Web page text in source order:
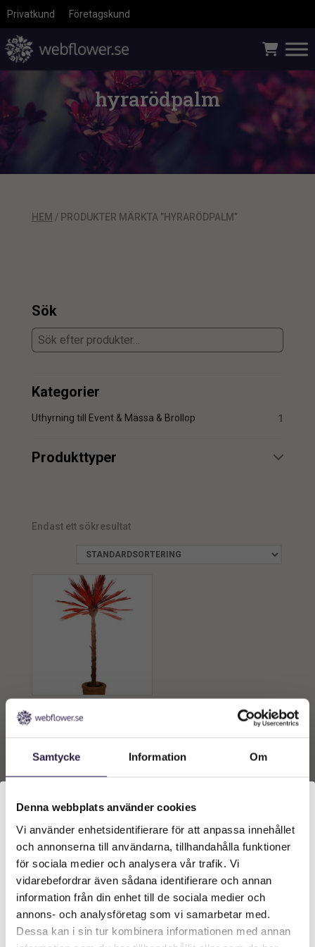
Samtycke Information Om
Denna webbplats använder cookies
Vi använder enhetsidentifierare för att anpassa innehållet
och annonserna till användarna, tillhandahålla funktioner
för sociala medier och analysera vår trafik. Vi
vidarebefordrar även sådana identifierare och annan
information från din enhet till de sociala medier och
annons- och analysföretag som vi samarbetar med.
Dessa kan i sin tur kombinera informationen med annan
Privatkund Företagskund
hyrarödpalm
HEM / PRODUKTER MÄRKTA ”HYRARÖDPALM”
Sök
Kategorier
Uthyrning till Event & Mässa & Bröllop 1
Produkttyper
Endast ett sökresultat
Uthyrning | Dadelpalm röd
240 cm i palmkruka
varukorg
KONTAKT
Välkommen till Webflower
Vilken typ av kund är du? Du kan alltid justera ditt val
längst upp på sidan.
Företagskund (exkl. moms)